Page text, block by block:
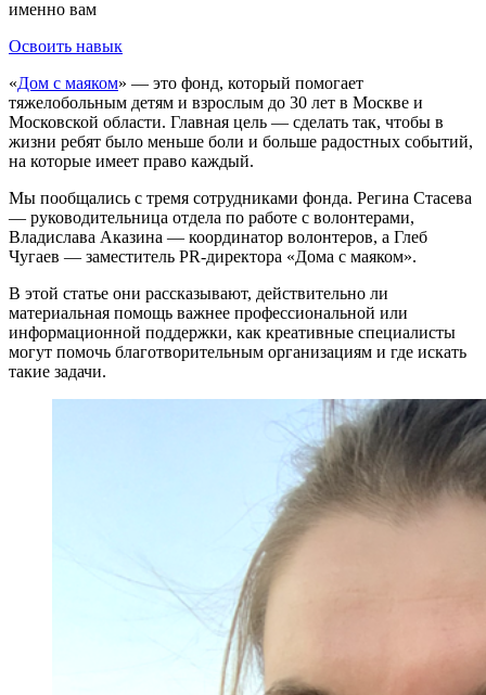
именно вам
Освоить навык
«Дом с маяком» — это фонд, который помогает
тяжелобольным детям и взрослым до 30 лет в Москве и
Московской области. Главная цель — сделать так, чтобы в
жизни ребят было меньше боли и больше радостных событий,
на которые имеет право каждый.
Мы пообщались с тремя сотрудниками фонда. Регина Стасева
— руководительница отдела по работе с волонтерами,
Владислава Аказина — координатор волонтеров, а Глеб
Чугаев — заместитель PR-директора «Дома с маяком».
В этой статье они рассказывают, действительно ли
материальная помощь важнее профессиональной или
информационной поддержки, как креативные специалисты
могут помочь благотворительным организациям и где искать
такие задачи.